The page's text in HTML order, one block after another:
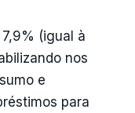
(igual à
nos
e
para